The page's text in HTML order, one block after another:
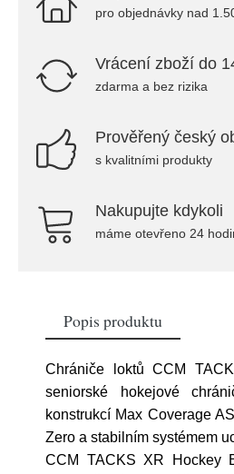
pro objednávky nad
Vrácení zboží do
zdarma a bez rizika
Prověřený český
s kvalitními produkty
Nakupujte kdykoli
máme otevřeno 24
Popis produktu
Chrániče loktů CCM
seniorské hokejové
konstrukcí Max Coverage
Zero a stabilním systémem
CCM TACKS XR Hockey